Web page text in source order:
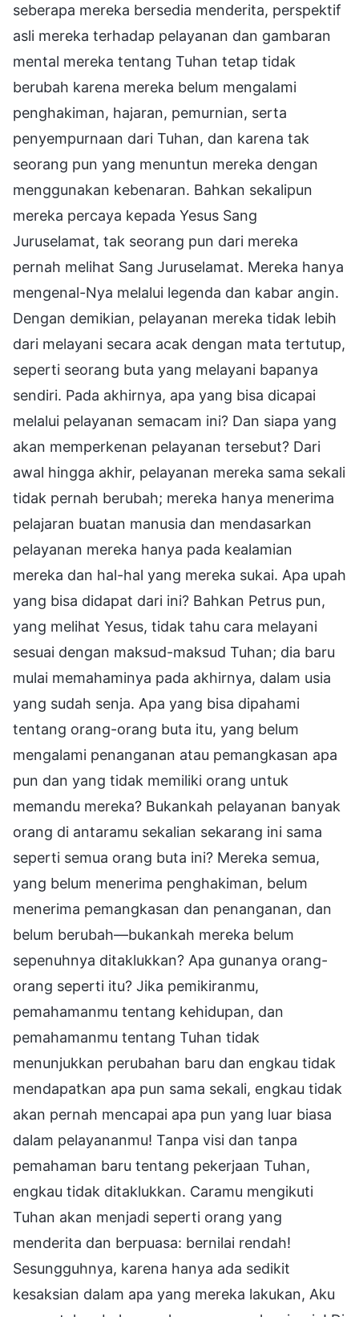
seberapa mereka bersedia menderita, perspektif
asli mereka terhadap pelayanan dan gambaran
mental mereka tentang Tuhan tetap tidak
berubah karena mereka belum mengalami
penghakiman, hajaran, pemurnian, serta
penyempurnaan dari Tuhan, dan karena tak
seorang pun yang menuntun mereka dengan
menggunakan kebenaran. Bahkan sekalipun
mereka percaya kepada Yesus Sang
Juruselamat, tak seorang pun dari mereka
pernah melihat Sang Juruselamat. Mereka hanya
mengenal-Nya melalui legenda dan kabar angin.
Dengan demikian, pelayanan mereka tidak lebih
dari melayani secara acak dengan mata tertutup,
seperti seorang buta yang melayani bapanya
sendiri. Pada akhirnya, apa yang bisa dicapai
melalui pelayanan semacam ini? Dan siapa yang
akan memperkenan pelayanan tersebut? Dari
awal hingga akhir, pelayanan mereka sama sekali
tidak pernah berubah; mereka hanya menerima
pelajaran buatan manusia dan mendasarkan
pelayanan mereka hanya pada kealamian
mereka dan hal-hal yang mereka sukai. Apa upah
yang bisa didapat dari ini? Bahkan Petrus pun,
yang melihat Yesus, tidak tahu cara melayani
sesuai dengan maksud-maksud Tuhan; dia baru
mulai memahaminya pada akhirnya, dalam usia
yang sudah senja. Apa yang bisa dipahami
tentang orang-orang buta itu, yang belum
mengalami penanganan atau pemangkasan apa
pun dan yang tidak memiliki orang untuk
memandu mereka? Bukankah pelayanan banyak
orang di antaramu sekalian sekarang ini sama
seperti semua orang buta ini? Mereka semua,
yang belum menerima penghakiman, belum
menerima pemangkasan dan penanganan, dan
belum berubah—bukankah mereka belum
sepenuhnya ditaklukkan? Apa gunanya orang-
orang seperti itu? Jika pemikiranmu,
pemahamanmu tentang kehidupan, dan
pemahamanmu tentang Tuhan tidak
menunjukkan perubahan baru dan engkau tidak
mendapatkan apa pun sama sekali, engkau tidak
akan pernah mencapai apa pun yang luar biasa
dalam pelayananmu! Tanpa visi dan tanpa
pemahaman baru tentang pekerjaan Tuhan,
engkau tidak ditaklukkan. Caramu mengikuti
Tuhan akan menjadi seperti orang yang
menderita dan berpuasa: bernilai rendah!
Sesungguhnya, karena hanya ada sedikit
kesaksian dalam apa yang mereka lakukan, Aku